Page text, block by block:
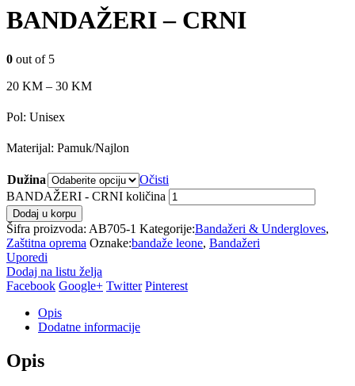
BANDAŽERI – CRNI
0 out of 5
20 KM – 30 KM
Pol: Unisex
Materijal: Pamuk/Najlon
Dužina
Očisti
BANDAŽERI - CRNI količina
Dodaj u korpu
Šifra proizvoda: AB705-1 Kategorije:Bandažeri & Undergloves,
Zaštitna oprema Oznake:bandaže leone, Bandažeri
Uporedi
Dodaj na listu želja
Facebook Google+ Twitter Pinterest
Opis
Dodatne informacije
Opis